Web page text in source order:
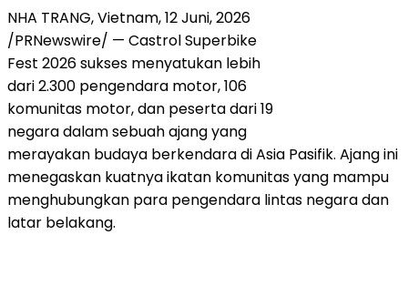
NHA TRANG, Vietnam,12 Juni, 2026
/PRNewswire/ — Castrol Superbike
Fest 2026 sukses menyatukan lebih
dari 2.300 pengendara motor, 106
komunitas motor, dan peserta dari 19
negara dalam sebuah ajang yang
merayakan budaya berkendara di Asia Pasifik. Ajang ini
menegaskan kuatnya ikatan komunitas yang mampu
menghubungkan para pengendara lintas negara dan
latar belakang.